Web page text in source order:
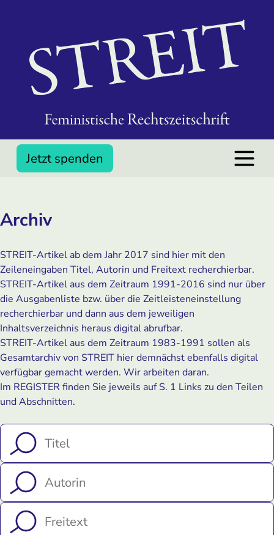
Jetzt spenden
Archiv
STREIT-Artikel ab dem Jahr 2017 sind hier mit den
Zeileneingaben Titel, Autorin und Freitext recherchierbar.
STREIT-Artikel aus dem Zeitraum 1991-2016 sind nur über
die Ausgabenliste bzw. über die Zeitleisteneinstellung
recherchierbar und dann aus dem jeweiligen
Inhaltsverzeichnis heraus digital abrufbar.
STREIT-Artikel aus dem Zeitraum 1983-1991 sollen als
Gesamtarchiv von STREIT hier demnächst ebenfalls digital
verfügbar gemacht werden. Wir arbeiten daran.
Im REGISTER finden Sie jeweils auf S. 1 Links zu den Teilen
und Abschnitten.